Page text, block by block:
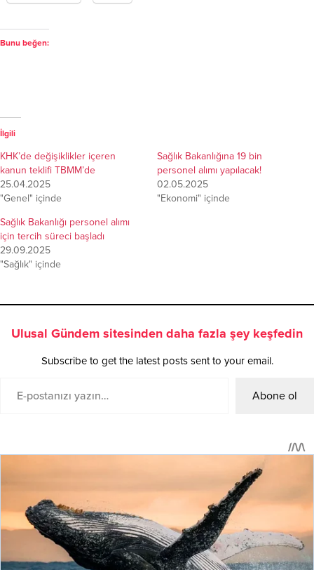
Bunu beğen:
İlgili
KHK’de değişiklikler içeren
kanun teklifi TBMM’de
25.04.2025
"Genel" içinde
Sağlık Bakanlığına 19 bin
personel alımı yapılacak!
02.05.2025
"Ekonomi" içinde
Sağlık Bakanlığı personel alımı
için tercih süreci başladı
29.09.2025
"Sağlık" içinde
Ulusal Gündem sitesinden daha fazla şey keşfedin
Subscribe to get the latest posts sent to your email.
Abone ol